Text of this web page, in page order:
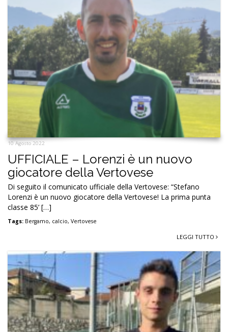
10 Agosto 2022
UFFICIALE – Lorenzi è un nuovo
giocatore della Vertovese
Di seguito il comunicato ufficiale della Vertovese: “Stefano
Lorenzi è un nuovo giocatore della Vertovese! La prima punta
classe 85’ […]
Tags: Bergamo, calcio, Vertovese
LEGGI TUTTO